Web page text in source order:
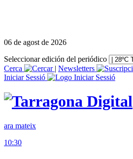
06 de agost de 2026
Seleccionar edición del periódico
Cerca
| Newsletters
Iniciar Sessió
ara mateix
10:30